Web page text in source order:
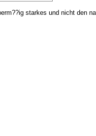
starkes und nicht den